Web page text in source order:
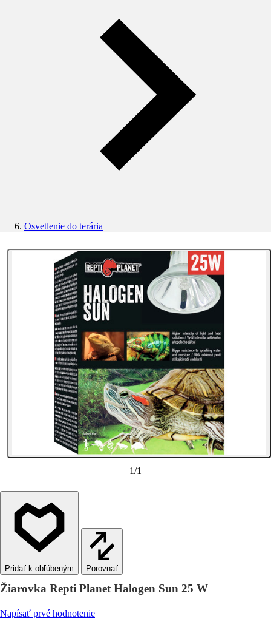
Osvetlenie do terária
1/1
Porovnať
Žiarovka Repti Planet Halogen Sun 25 W
Napísať prvé hodnotenie